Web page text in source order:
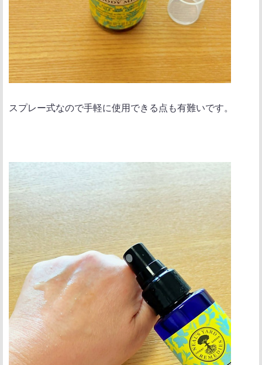
スプレー式なので手軽に使用できる点も有難いです。